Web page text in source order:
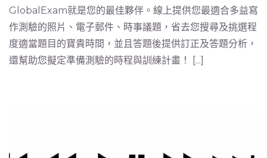
GlobalExam就是您的最佳夥伴。線上提供您最適合多益寫
作測驗的照片、電子郵件、時事議題，省去您搜尋及挑選程
度適當題目的寶貴時間，並且答題後提供訂正及答題分析，
還幫助您擬定準備測驗的時程與訓練計畫！ [...]